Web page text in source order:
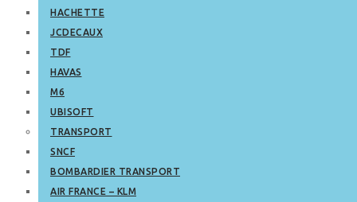
HACHETTE
JCDECAUX
TDF
HAVAS
M6
UBISOFT
TRANSPORT
SNCF
BOMBARDIER TRANSPORT
AIR FRANCE – KLM